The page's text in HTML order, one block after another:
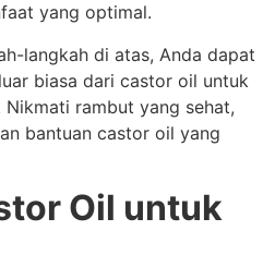
yang optimal.
langkah di atas, Anda dapat
biasa dari castor oil untuk
rambut yang sehat,
bantuan castor oil yang
Oil untuk